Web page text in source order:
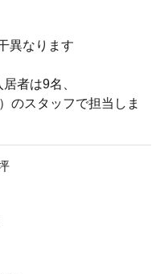
異なります
者は9名、
のスタッフで担当しま